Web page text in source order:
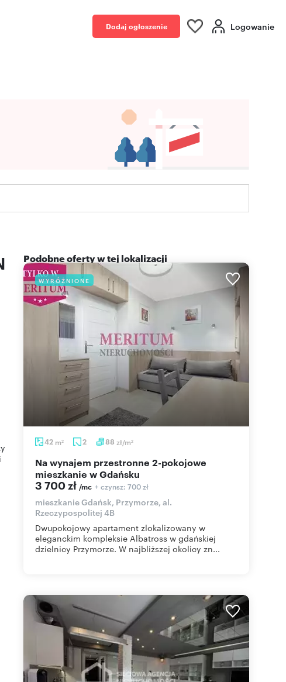
Dodaj ogłoszenie Logowanie
Podobne oferty w tej lokalizacji
WYRÓŻNIONE
42 m2 2 88 zł/m2
Na wynajem przestronne 2-pokojowe
mieszkanie w Gdańsku
3 700 zł /mc + czynsz: 700 zł
mieszkanie Gdańsk, Przymorze, al.
Rzeczypospolitej 4B
Dwupokojowy apartament zlokalizowany w
eleganckim kompleksie Albatross w gdańskiej
dzielnicy Przymorze. W najbliższej okolicy zn...